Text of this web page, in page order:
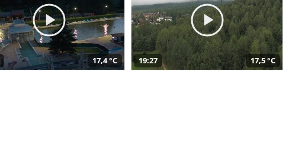
17,4 °C 19:27 17,5 °C